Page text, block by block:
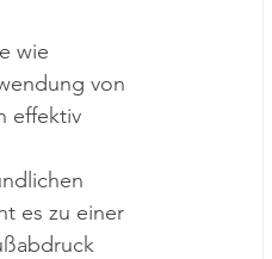
wie
von
effektiv
es zu einer